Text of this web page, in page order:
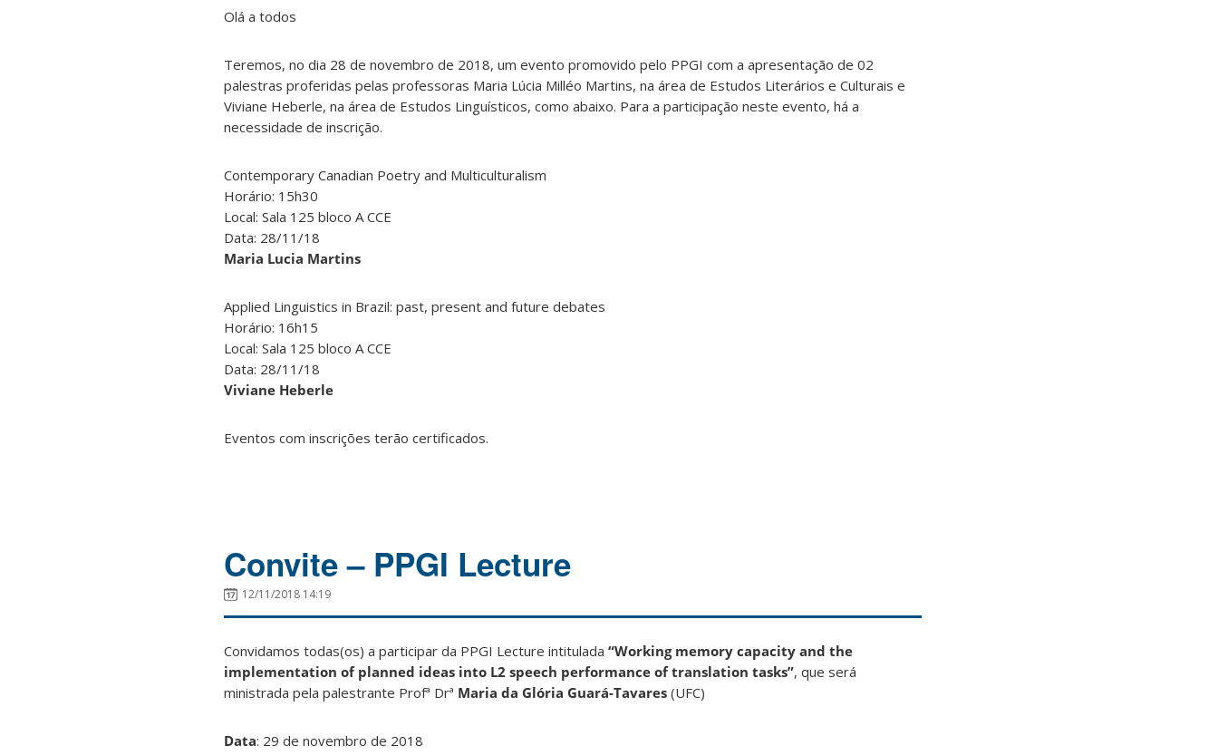
Olá a todos
Teremos, no dia 28 de novembro de 2018, um evento promovido pelo PPGI com a apresentação de 02
palestras proferidas pelas professoras Maria Lúcia Milléo Martins, na área de Estudos Literários e Culturais e
Viviane Heberle, na área de Estudos Linguísticos, como abaixo. Para a participação neste evento, há a
necessidade de inscrição.
Contemporary Canadian Poetry and Multiculturalism
Horário: 15h30
Local: Sala 125 bloco A CCE
Data: 28/11/18
Maria Lucia Martins
Applied Linguistics in Brazil: past, present and future debates
Horário: 16h15
Local: Sala 125 bloco A CCE
Data: 28/11/18
Viviane Heberle
Eventos com inscrições terão certificados.
Convite – PPGI Lecture
12/11/2018 14:19
Convidamos todas(os) a participar da PPGI Lecture intitulada “Working memory capacity and the
implementation of planned ideas into L2 speech performance of translation tasks”, que será
ministrada pela palestrante Profª Drª Maria da Glória Guará-Tavares (UFC)
Data: 29 de novembro de 2018